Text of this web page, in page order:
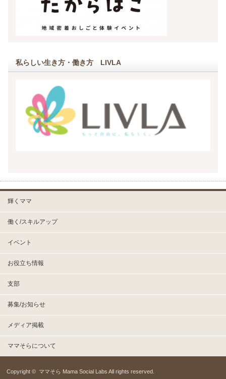
私らしい生き方・働き方 LIVLA
輝くママ
働く/スキルアップ
イベント
お役立ち情報
支部
募集/お知らせ
メディア掲載
ママそらについて
Copyright © ママそら Mama Social Labs All rights reserved.